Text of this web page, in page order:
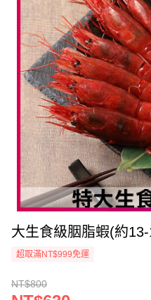
大生食級胭脂蝦(約
超取滿NT$999免運
NT$800